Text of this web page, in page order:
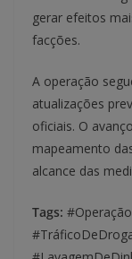
gerar efeitos
facções.
A operação
atualizações
oficiais. O
mapeamento
alcance das
Tags: